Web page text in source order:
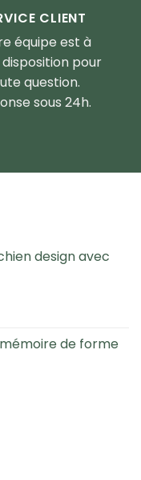
CLIENT
équipe est à
pour
question.
sous 24h.
design avec
de forme